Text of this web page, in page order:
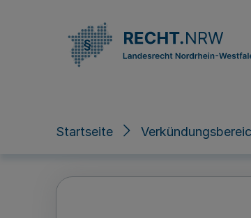
Startseite